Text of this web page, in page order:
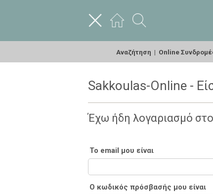
Αναζήτηση | Online
Sakkoulas-Online -
Έχω ήδη λογαριασμό
Το email μου είναι
Ο κωδικός πρόσβασής μου είναι